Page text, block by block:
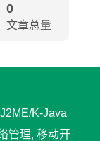
0
文章总量
K-Java
管理, 移动开